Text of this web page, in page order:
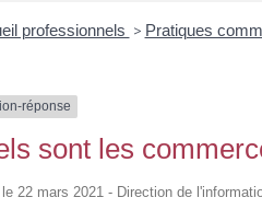
professionnels > Pratiques
réponse
sont les
22 mars 2021 - Direction de